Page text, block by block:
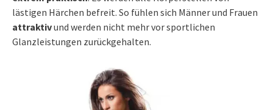
lästigen Härchen befreit. So fühlen sich Männer und Frauen
attraktivund werden nicht mehr vor sportlichen
Glanzleistungen zurückgehalten.